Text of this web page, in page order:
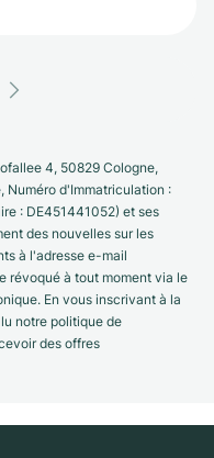
4, 50829 Cologne,
Numéro d'Immatriculation :
: DE451441052) et ses
des nouvelles sur les
à l'adresse e-mail
révoqué à tout moment via le
En vous inscrivant à la
notre politique de
des offres